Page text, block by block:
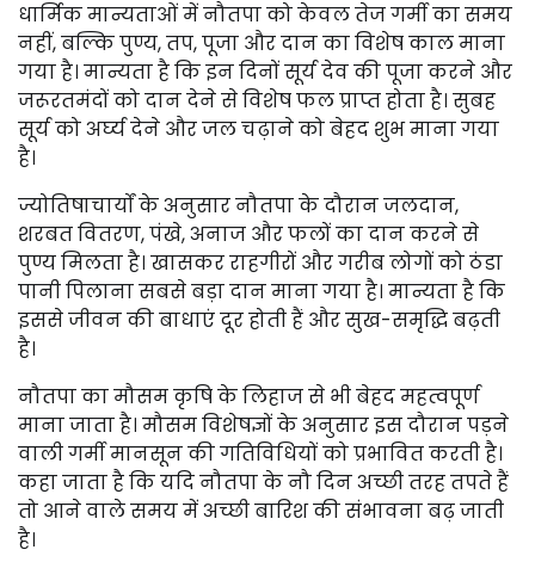
धार्मिक मान्यताओं में नौतपा को केवल तेज गर्मी का समय
नहीं, बल्कि पुण्य, तप, पूजा और दान का विशेष काल माना
गया है। मान्यता है कि इन दिनों सूर्य देव की पूजा करने और
जरूरतमंदों को दान देने से विशेष फल प्राप्त होता है। सुबह
सूर्य को अर्घ्य देने और जल चढ़ाने को बेहद शुभ माना गया
है।
ज्योतिषाचार्यों के अनुसार नौतपा के दौरान जलदान,
शरबत वितरण, पंखे, अनाज और फलों का दान करने से
पुण्य मिलता है। खासकर राहगीरों और गरीब लोगों को ठंडा
पानी पिलाना सबसे बड़ा दान माना गया है। मान्यता है कि
इससे जीवन की बाधाएं दूर होती हैं और सुख-समृद्धि बढ़ती
है।
नौतपा का मौसम कृषि के लिहाज से भी बेहद महत्वपूर्ण
माना जाता है। मौसम विशेषज्ञों के अनुसार इस दौरान पड़ने
वाली गर्मी मानसून की गतिविधियों को प्रभावित करती है।
कहा जाता है कि यदि नौतपा के नौ दिन अच्छी तरह तपते हैं
तो आने वाले समय में अच्छी बारिश की संभावना बढ़ जाती
है।